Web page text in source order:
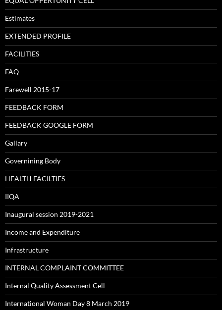
Estimates
EXTENDED PROFILE
FACILITIES
FAQ
Farewell 2015-17
FEEDBACK FORM
FEEDBACK GOOGLE FORM
Gallary
Governining Body
HEALTH FACILTIES
IIQA
Inaugural session 2019-2021
Income and Expenditure
Infrastructure
INTERNAL COMPLAINT COMMITTEE
Internal Quality Assessment Cell
International Woman Day 8 March 2019